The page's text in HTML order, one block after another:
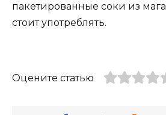
пакетированные соки из
стоит употреблять.
Оцените статью